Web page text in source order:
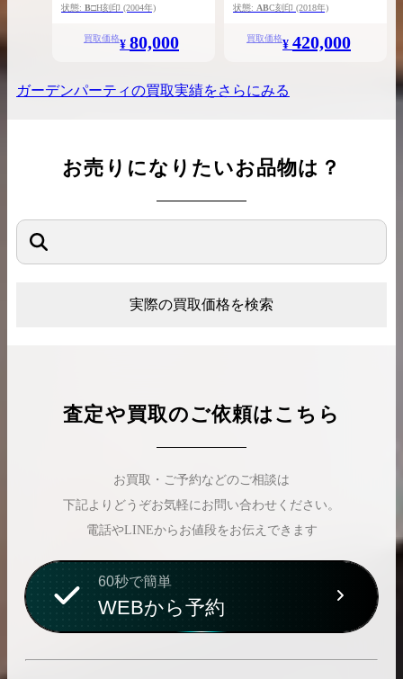
状態: B□H刻印 (2004年)
買取価格¥ 80,000
状態: ABC刻印 (2018年)
買取価格¥ 420,000
ガーデンパーティの買取実績をさらにみる
お売りになりたいお品物は？
実際の買取価格を検索
査定や買取のご依頼はこちら
お買取・ご予約などのご相談は
下記よりどうぞお気軽にお問い合わせください。
電話やLINEからお値段をお伝えできます
60秒で簡単
WEBから予約